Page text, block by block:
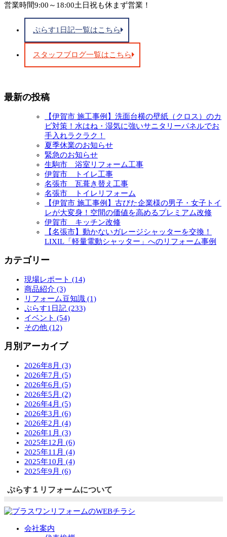
営業時間9:00～18:00土日祝も休まず営業！
ぷらす1日記一覧はこちら
スタッフブログ一覧はこちら
最新の投稿
【伊賀市 施工事例】洗面台横の壁紙（クロス）のカ
ビ対策！水はね・湿気に強いサニタリーパネルでお
手入れラクラク！
夏季休業のお知らせ
緊急のお知らせ
生駒市 浴室リフォーム工事
伊賀市 トイレ工事
名張市 瓦葺き替え工事
名張市 トイレリフォーム
【伊賀市 施工事例】古びた企業様の男子・女子トイ
レが大変身！空間の価値を高めるプレミアム改修
伊賀市 キッチン改修
【名張市】動かないガレージシャッターを交換！
LIXIL「軽量電動シャッター」へのリフォーム事例
カテゴリー
現場レポート (14)
商品紹介 (3)
リフォーム豆知識 (1)
ぷらす1日記 (233)
イベント (54)
その他 (12)
月別アーカイブ
2026年8月 (3)
2026年7月 (5)
2026年6月 (5)
2026年5月 (2)
2026年4月 (5)
2026年3月 (6)
2026年2月 (4)
2026年1月 (3)
2025年12月 (6)
2025年11月 (4)
2025年10月 (4)
2025年9月 (6)
ぷらす１リフォームについて
会社案内